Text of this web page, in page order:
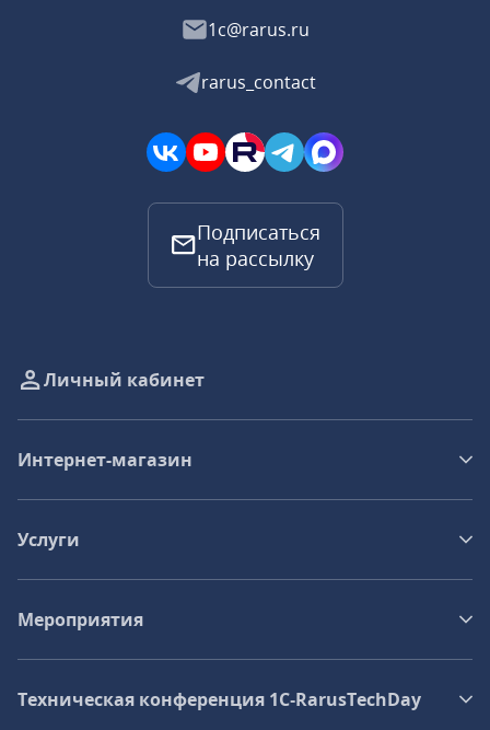
1c@rarus.ru
rarus_contact
Подписаться
на рассылку
Личный кабинет
Интернет-магазин
Услуги
Мероприятия
Техническая конференция 1C‑RarusTechDay